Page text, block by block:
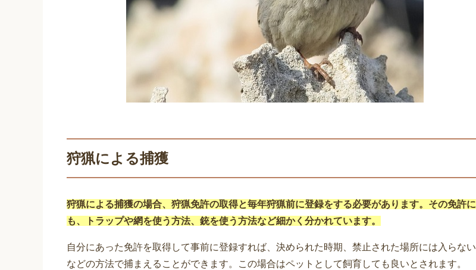
狩猟による捕獲
狩猟による捕獲の場合、狩猟免許の取得と毎年狩猟前に登録をする必要があります。その免許に
も、トラップや網を使う方法、銃を使う方法など細かく分かれています。
自分にあった免許を取得して事前に登録すれば、決められた時期、禁止された場所には入らない
などの方法で捕まえることができます。この場合はペットとして飼育しても良いとされます。